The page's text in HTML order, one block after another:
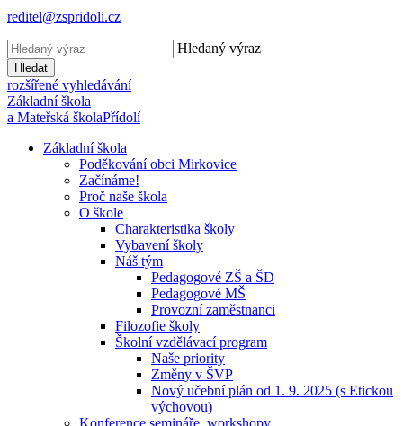
reditel@zspridoli.cz
Hledaný výraz
Hledat
rozšířené vyhledávání
Základní škola
a Mateřská školaPřídolí
Základní škola
Poděkování obci Mirkovice
Začínáme!
Proč naše škola
O škole
Charakteristika školy
Vybavení školy
Náš tým
Pedagogové ZŠ a ŠD
Pedagogové MŠ
Provozní zaměstnanci
Filozofie školy
Školní vzdělávací program
Naše priority
Změny v ŠVP
Nový učební plán od 1. 9. 2025 (s Etickou
výchovou)
Konference,semináře, workshopy